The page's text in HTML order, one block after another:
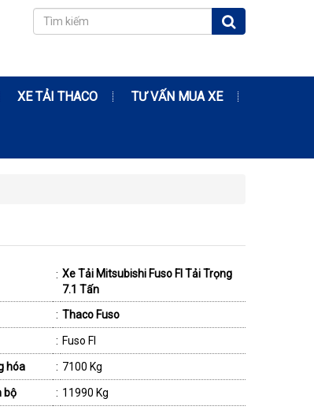
XE TẢI THACO TƯ VẤN MUA XE
: Xe Tải Mitsubishi Fuso FI Tải Trọng
7.1 Tấn
: Thaco Fuso
: Fuso FI
hóa : 7100 Kg
bộ : 11990 Kg